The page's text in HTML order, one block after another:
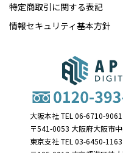
特定商取引に関する表記
情報セキュリティ基本方針
大阪本社 TEL 06-6710-9061
〒541-0053 大阪府大阪市
東京支社 TEL 03-6450-1163